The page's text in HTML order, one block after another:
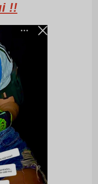
!!